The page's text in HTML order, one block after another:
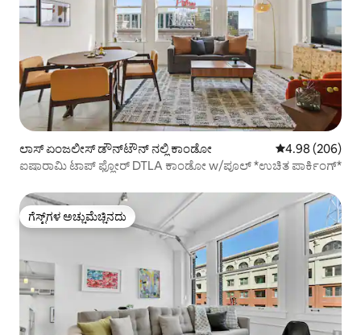
ಲಾಸ್ ಏಂಜಲೀಸ್ ಡೌನ್‌ಟೌನ್ ನಲ್ಲಿ ಕಾಂಡೋ 5 ರಲ್ಲಿ 4.98
4.98 (206)
ಐಷಾರಾಮಿ ಟಾಪ್ ಫ್ಲೋರ್ DTLA ಕಾಂಡೋ w/ಪೂಲ್ *ಉಚಿತ ಪಾರ್ಕಿಂಗ್*
ಗೆಸ್ಟ್‌ಗಳ ಅಚ್ಚುಮೆಚ್ಚಿನದು
ಗೆಸ್ಟ್‌ಗಳ ಅಚ್ಚುಮೆಚ್ಚಿನದು